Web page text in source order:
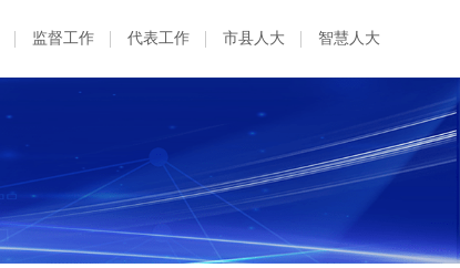
监督工作 代表工作 市县人大 智慧人大